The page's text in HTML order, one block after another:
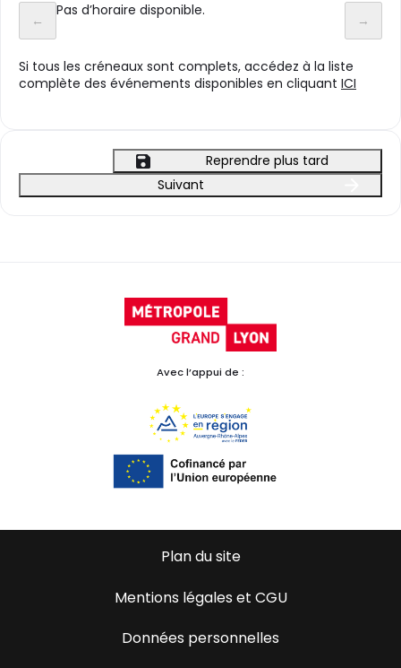
← Jours précédents
Pas d’horaire disponible.
→
Si tous les créneaux sont complets, accédez à la liste
complète des événements disponibles en cliquant ICI
Suivant
Reprendre plus tard
Avec l’appui de :
Plan du site
Mentions légales et CGU
Données personnelles